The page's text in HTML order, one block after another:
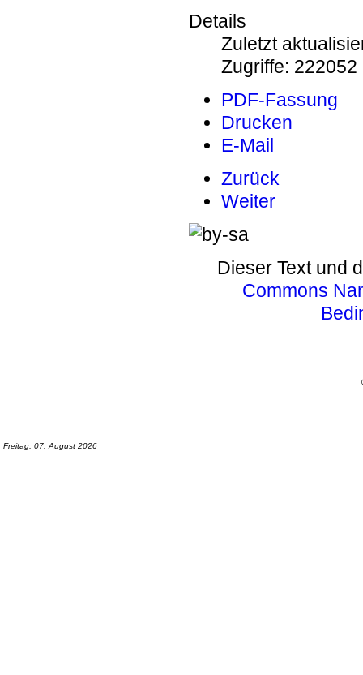
Details
Zuletzt
Zugriffe: 222052
PDF-Fassung
Drucken
E-Mail
Zurück
Weiter
Dieser Text und
Commons
Freitag, 07. August 2026